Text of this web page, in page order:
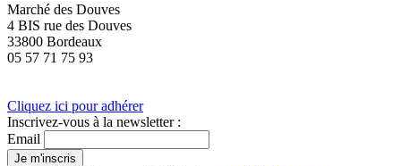
Marché des Douves
4 BIS rue des Douves
33800 Bordeaux
05 57 71 75 93
Cliquez ici pour adhérer
Inscrivez-vous à la newsletter :
Email